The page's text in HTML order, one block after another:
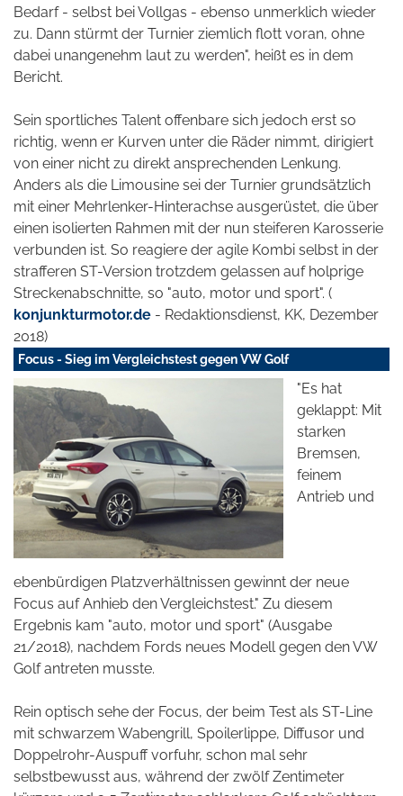
Bedarf - selbst bei Vollgas - ebenso unmerklich wieder
zu. Dann stürmt der Turnier ziemlich flott voran, ohne
dabei unangenehm laut zu werden", heißt es in dem
Bericht.
Sein sportliches Talent offenbare sich jedoch erst so
richtig, wenn er Kurven unter die Räder nimmt, dirigiert
von einer nicht zu direkt ansprechenden Lenkung.
Anders als die Limousine sei der Turnier grundsätzlich
mit einer Mehrlenker-Hinterachse ausgerüstet, die über
einen isolierten Rahmen mit der nun steiferen Karosserie
verbunden ist. So reagiere der agile Kombi selbst in der
strafferen ST-Version trotzdem gelassen auf holprige
Streckenabschnitte, so "auto, motor und sport". (
konjunkturmotor.de - Redaktionsdienst, KK, Dezember
2018)
Focus - Sieg im Vergleichstest gegen VW Golf
"Es hat
geklappt: Mit
starken
Bremsen,
feinem
Antrieb und
ebenbürdigen Platzverhältnissen gewinnt der neue
Focus auf Anhieb den Vergleichstest." Zu diesem
Ergebnis kam "auto, motor und sport" (Ausgabe
21/2018), nachdem Fords neues Modell gegen den VW
Golf antreten musste.
Rein optisch sehe der Focus, der beim Test als ST-Line
mit schwarzem Wabengrill, Spoilerlippe, Diffusor und
Doppelrohr-Auspuff vorfuhr, schon mal sehr
selbstbewusst aus, während der zwölf Zentimeter